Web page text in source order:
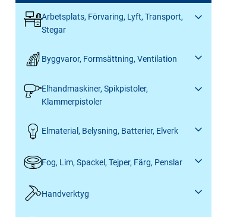
Arbetsplats, Förvaring, Lyft, Transport,
Stegar
Byggvaror, Formsättning, Ventilation
Elhandmaskiner, Spikpistoler,
Klammerpistoler
Elmaterial, Belysning, Batterier, Elverk
Fog, Lim, Spackel, Tejper, Färg, Penslar
Handverktyg